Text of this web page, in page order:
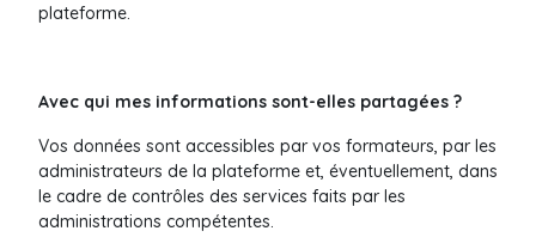
plateforme.
Avec qui mes informations sont-elles partagées ?
Vos données sont accessibles par vos formateurs, par les
administrateurs de la plateforme et, éventuellement, dans
le cadre de contrôles des services faits par les
administrations compétentes.